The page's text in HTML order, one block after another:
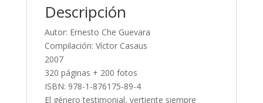
Descripción
Autor: Ernesto Che Guevara
Compilación: Víctor Casaus
2007
320 páginas + 200 fotos
ISBN: 978-1-876175-89-4
El género testimonial, vertiente siempre